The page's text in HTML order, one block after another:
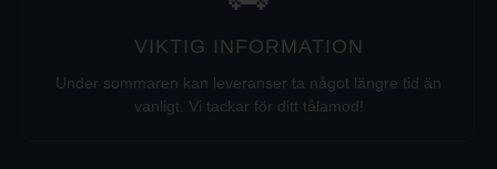
VIKTIG INFORMATION
Under sommaren kan leveranser ta något längre tid än
vanligt. Vi tackar för ditt tålamod!